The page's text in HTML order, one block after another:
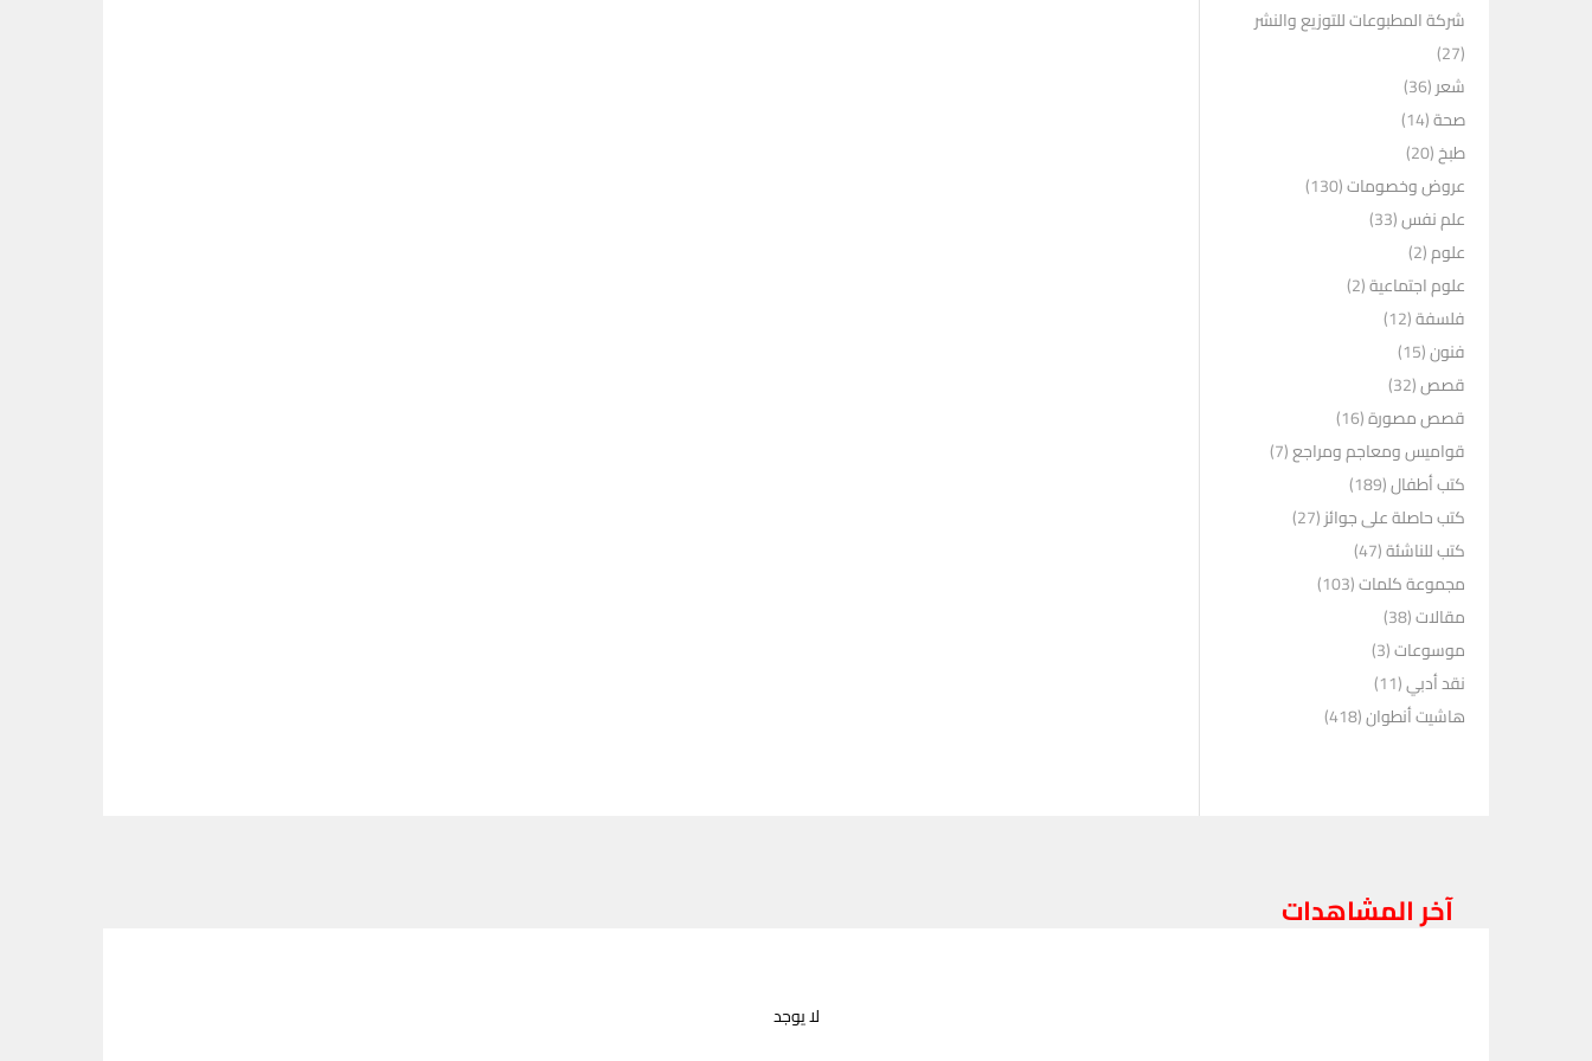
شركة المطبوعات للتوزيع والنشر
(27)
شعر(36)
صحة(14)
طبخ(20)
عروض وخصومات(130)
علم نفس(33)
علوم(2)
علوم اجتماعية(2)
فلسفة(12)
فنون(15)
قصص(32)
قصص مصورة(16)
قواميس ومعاجم ومراجع(7)
كتب أطفال(189)
كتب حاصلة على جوائز(27)
كتب للناشئة(47)
مجموعة كلمات(103)
مقالات(38)
موسوعات(3)
نقد أدبي(11)
هاشيت أنطوان(418)
آخر المشاهدات
لا يوجد